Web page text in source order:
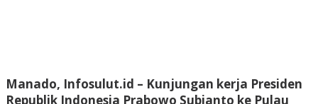
Manado, Infosulut.id – Kunjungan kerja Presiden
Republik Indonesia Prabowo Subianto ke Pulau